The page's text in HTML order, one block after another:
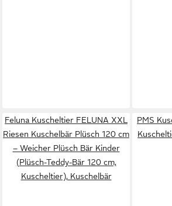
Feluna Kuscheltier FELUNA XXL
Riesen Kuschelbär Plüsch 120 cm
– Weicher Plüsch Bär Kinder
(Plüsch-Teddy-Bär 120 cm,
Kuscheltier), Kuschelbär
PMS